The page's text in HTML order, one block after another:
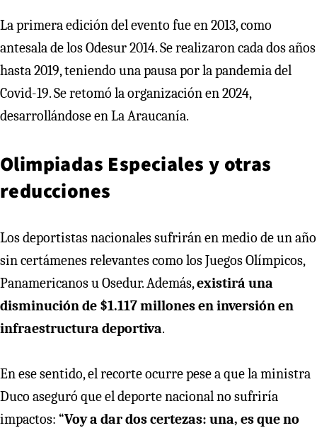
La primera edición del evento fue en 2013, como
antesala de los Odesur 2014. Se realizaron cada dos años
hasta 2019, teniendo una pausa por la pandemia del
Covid-19. Se retomó la organización en 2024,
desarrollándose en La Araucanía.
Olimpiadas Especiales y otras
reducciones
Los deportistas nacionales sufrirán en medio de un año
sin certámenes relevantes como los Juegos Olímpicos,
Panamericanos u Osedur. Además,existirá una
disminución de $1.117 millones en inversión en
infraestructura deportiva.
En ese sentido, el recorte ocurre pese a que la ministra
Duco aseguró que el deporte nacional no sufriría
impactos: “Voy a dar dos certezas: una, es que no